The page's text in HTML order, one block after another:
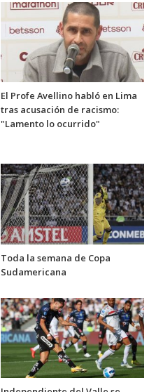
El Profe Avellino habló en Lima
tras acusación de racismo:
"Lamento lo ocurrido"
Toda la semana de Copa
Sudamericana